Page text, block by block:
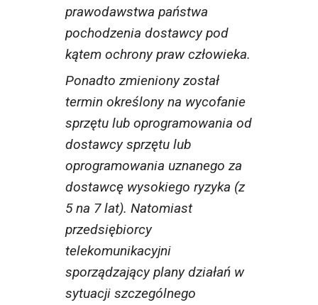
prawodawstwa państwa
pochodzenia dostawcy pod
kątem ochrony praw człowieka.
Ponadto zmieniony został
termin określony na wycofanie
sprzętu lub oprogramowania od
dostawcy sprzętu lub
oprogramowania uznanego za
dostawcę wysokiego ryzyka (z
5 na 7 lat). Natomiast
przedsiębiorcy
telekomunikacyjni
sporządzający plany działań w
sytuacji szczególnego